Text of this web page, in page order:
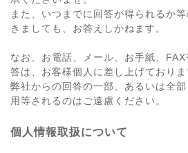
また、いつまでに回答が得られるか
きましても、お答えしかねます。
なお、お電話、メール、お手紙、
答は、お客様個人に差し上げておりま
弊社からの回答の一部、あるいは全
用等されるのはご遠慮ください。
個人情報取扱について